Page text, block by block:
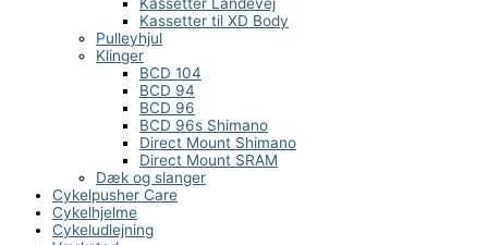
Kassetter til XD Body
Pulleyhjul
Klinger
BCD 104
BCD 94
BCD 96
BCD 96s Shimano
Direct Mount Shimano
Direct Mount SRAM
Dæk og slanger
Cykelpusher Care
Cykelhjelme
Cykeludlejning